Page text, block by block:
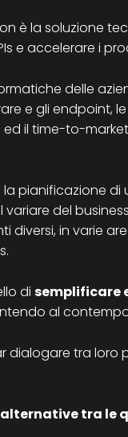
è la soluzione
e accelerare i
delle
e gli endpoint,
il time-to-
pianificazione di
variare del
diversi, in varie
di semplificare
al
dialogare tra loro
tra le